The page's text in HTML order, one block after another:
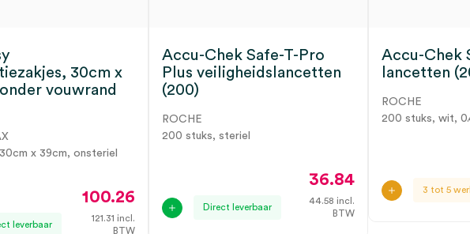
30cm x
vouwrand
x 39cm, onsteriel
leverbaar
100.26
121.31 incl.
BTW
Accu-Chek Safe-T-Pro
Plus veiligheidslancetten
(200)
ROCHE
200 stuks, steriel
Direct leverbaar
36.84
44.58 incl.
BTW
Accu-Chek
lancetten
ROCHE
200 stuks, wit,
3 tot 5